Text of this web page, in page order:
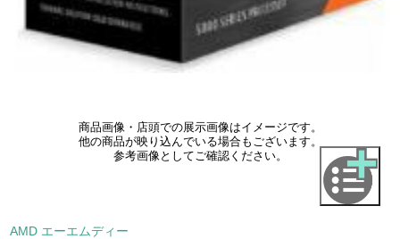
商品画像・店頭での展示画像はイメージです。
他の商品が映り込んでいる場合もございます。
参考画像としてご確認ください。
AMD エーエムディー